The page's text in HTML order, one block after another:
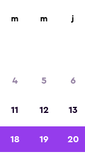
offres
m m j
4 5 6
11 12 13
18 19 20